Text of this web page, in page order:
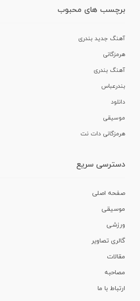
برچسب های محبوب
آهنگ جدید بندری
هرمزگانی
آهنگ بندری
بندرعباس
دانلود
موسیقی
هرمزگانی دات نت
دسترسی سریع
صفحه اصلی
موسیقی
ورزشی
گالری تصاویر
مقالات
مصاحبه
ارتباط با ما